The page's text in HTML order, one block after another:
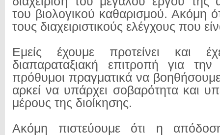
του βιολογικού καθαρισμού. Ακόμη
τους διαχειριστικούς ελέγχους που
Εμείς έχουμε προτείνει και
διαπαραταξιακή επιτροπή για
πρόθυμοι πραγματικά να βοηθήσουμε
αρκεί να υπάρχει σοβαρότητα και
μέρους της διοίκησης.
Ακόμη πιστεύουμε ότι η